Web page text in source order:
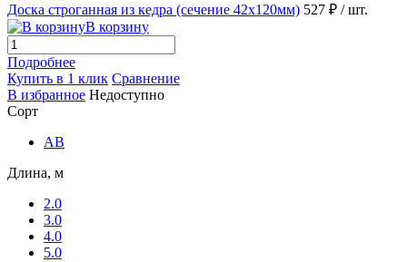
Доска строганная из кедра (сечение 42x120мм) 527 ₽ / шт.
В корзину
Подробнее
Купить в 1 клик Сравнение
В избранное Недоступно
Сорт
AB
Длина, м
2.0
3.0
4.0
5.0